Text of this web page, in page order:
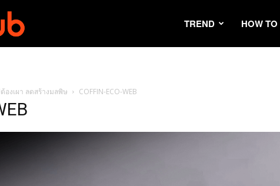
TREND HOW TO
งเผา ลดสร้างมลพิษ COFFIN-ECO-WEB